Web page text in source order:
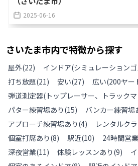
2025-06-16
さいたま市内で特徴から探す
屋外(22) インドア(シミュレーション
打ち放題(21) 安い(27) 広い(200ヤー
弾道測定器(トップレーサー、トラック
パター練習場あり (15) バンカー練習場
アプローチ練習場あり (4) レンタルク
個室打席あり (8) 駅近(10) 24時間営業
深夜営業(11) 体験レッスンあり (9)